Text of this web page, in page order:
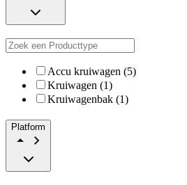
Accu kruiwagen (5)
Kruiwagen (1)
Kruiwagenbak (1)
Platform